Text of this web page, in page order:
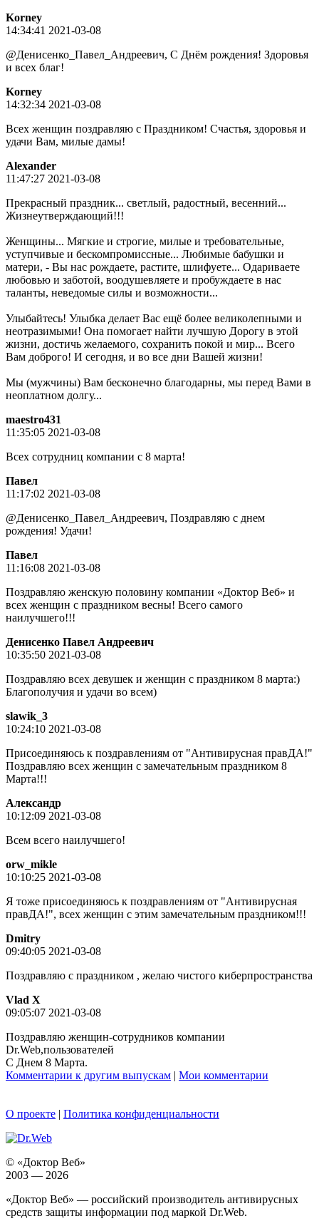
Korney
14:34:41 2021-03-08
@Денисенко_Павел_Андреевич, С Днём рождения! Здоровья
и всех благ!
Korney
14:32:34 2021-03-08
Всех женщин поздравляю с Праздником! Счастья, здоровья и
удачи Вам, милые дамы!
Alexander
11:47:27 2021-03-08
Прекрасный праздник... светлый, радостный, весенний...
Жизнеутверждающий!!!
Женщины... Мягкие и строгие, милые и требовательные,
уступчивые и бескомпромиссные... Любимые бабушки и
матери, - Вы нас рождаете, растите, шлифуете... Одариваете
любовью и заботой, воодушевляете и пробуждаете в нас
таланты, неведомые силы и возможности...
Улыбайтесь! Улыбка делает Вас ещё более великолепными и
неотразимыми! Она помогает найти лучшую Дорогу в этой
жизни, достичь желаемого, сохранить покой и мир... Всего
Вам доброго! И сегодня, и во все дни Вашей жизни!
Мы (мужчины) Вам бесконечно благодарны, мы перед Вами в
неоплатном долгу...
maestro431
11:35:05 2021-03-08
Всех сотрудниц компании с 8 марта!
Пaвeл
11:17:02 2021-03-08
@Денисенко_Павел_Андреевич, Поздравляю с днем
рождения! Удачи!
Пaвeл
11:16:08 2021-03-08
Поздравляю женскую половину компании «Доктор Веб» и
всех женщин с праздником весны! Всего самого
наилучшего!!!
Денисенко Павел Андреевич
10:35:50 2021-03-08
Поздравляю всех девушек и женщин с праздником 8 марта:)
Благополучия и удачи во всем)
slawik_3
10:24:10 2021-03-08
Присоединяюсь к поздравлениям от "Антивирусная правДА!"
Поздравляю всех женщин с замечательным праздником 8
Марта!!!
Александр
10:12:09 2021-03-08
Всем всего наилучшего!
orw_mikle
10:10:25 2021-03-08
Я тоже присоединяюсь к поздравлениям от "Антивирусная
правДА!", всех женщин с этим замечательным праздником!!!
Dmitry
09:40:05 2021-03-08
Поздравляю с праздником , желаю чистого киберпространства
Vlad X
09:05:07 2021-03-08
Поздравляю женщин-сотрудников компании
Dr.Web,пользователей
С Днем 8 Марта.
Комментарии к другим выпускам | Мои комментарии
О проекте | Политика конфиденциальности
© «Доктор Веб»
2003 — 2026
«Доктор Веб» — российский производитель антивирусных
средств защиты информации под маркой Dr.Web.